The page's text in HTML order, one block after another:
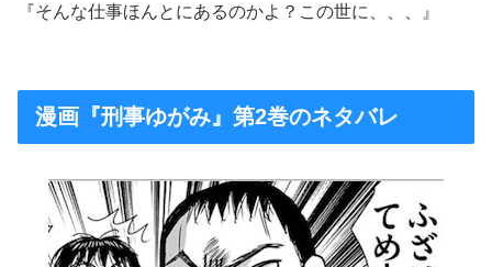
『そんな仕事ほんとにあるのかよ？この世に、、、』
漫画『刑事ゆがみ』第2巻のネタバレ